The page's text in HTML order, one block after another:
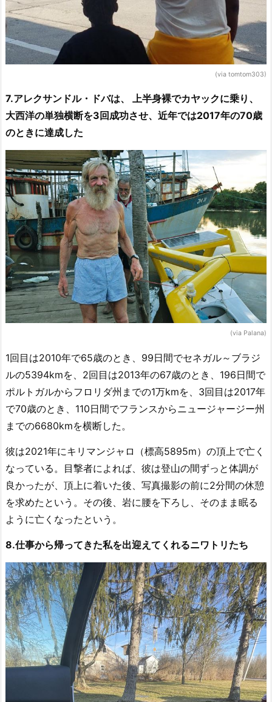
(via tomtom303)
7.アレクサンドル・ドバは、 上半身裸でカヤックに乗り、
大西洋の単独横断を3回成功させ、近年では2017年の70歳
のときに達成した
(via Palana)
1回目は2010年で65歳のとき、99日間でセネガル～ブラジ
ルの5394kmを、2回目は2013年の67歳のとき、196日間で
ポルトガルからフロリダ州までの1万kmを、3回目は2017年
で70歳のとき、110日間でフランスからニュージャージー州
までの6680kmを横断した。
彼は2021年にキリマンジャロ（標高5895m）の頂上で亡く
なっている。目撃者によれば、彼は登山の間ずっと体調が
良かったが、頂上に着いた後、写真撮影の前に2分間の休憩
を求めたという。その後、岩に腰を下ろし、そのまま眠る
ように亡くなったという。
8.仕事から帰ってきた私を出迎えてくれるニワトリたち